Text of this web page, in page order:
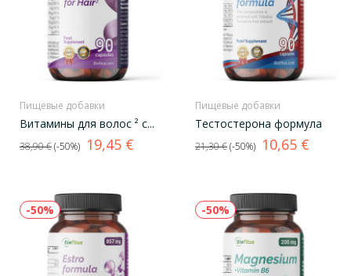
Пищевые добавки
Витамины для волос ² с...
Базовая
цена
38,90 € -50% Цена
19,45 €
Пищевые добавки
Тестостерона формула
Базовая
цена
21,30 € -50% Цена
10,65 €
-50% -50%